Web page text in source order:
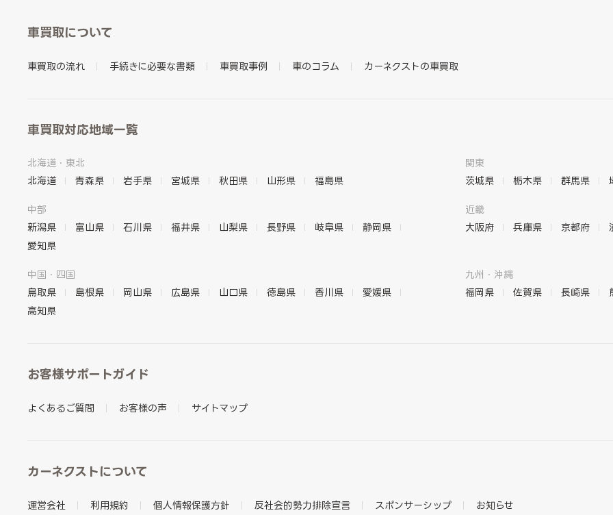
車買取について
車買取の流れ 手続きに必要な書類 車買取事例 車のコラム カーネクストの車買取
車買取対応地域一覧
北海道・東北
北海道
青森県 岩手県 宮城県 秋田県 山形県 福島県
関東
茨城県
栃木県 群馬県
中部
新潟県
富山県 石川県 福井県 山梨県 長野県 岐阜県
静岡県
愛知県
近畿
大阪府
兵庫県 京都府
中国・四国
鳥取県
島根県 岡山県 広島県 山口県 徳島県 香川県
愛媛県
高知県
九州・沖縄
福岡県
佐賀県 長崎県
お客様サポートガイド
よくあるご質問 お客様の声 サイトマップ
カーネクストについて
運営会社 利用規約 個人情報保護方針 反社会的勢力排除宣言 スポンサーシップ お知らせ